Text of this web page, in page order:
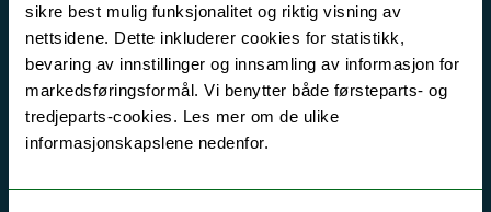
sikre best mulig funksjonalitet og riktig visning av
nettsidene. Dette inkluderer cookies for statistikk,
bevaring av innstillinger og innsamling av informasjon for
markedsføringsformål. Vi benytter både førsteparts- og
tredjeparts-cookies. Les mer om de ulike
informasjonskapslene nedenfor.
Personvern ved UiT
Sikkerhet, beredskap og personvern
Informasjonskapsler
Tilgjengelighetserklæring